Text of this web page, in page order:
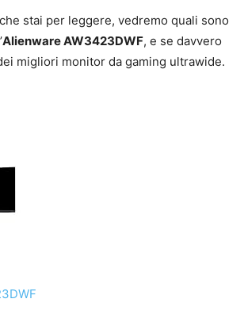
stai per leggere, vedremo quali sono
Alienware AW3423DWF, e se davvero
migliori monitor da gaming ultrawide.